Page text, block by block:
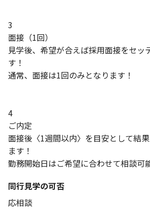
3
面接（1回）
見学後、希望が合えば採用面接をセッ
す！
通常、面接は1回のみとなります！
4
ご内定
面接後〈1週間以内〉を目安として結
ます！
勤務開始日はご希望に合わせて相談可
同行見学の可否
応相談